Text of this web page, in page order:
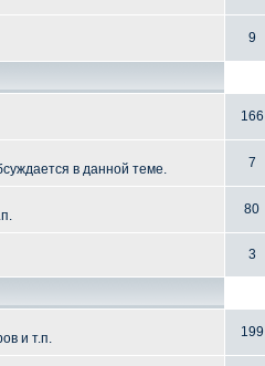
9
166
в данной теме. 7
80
3
и т.п. 199